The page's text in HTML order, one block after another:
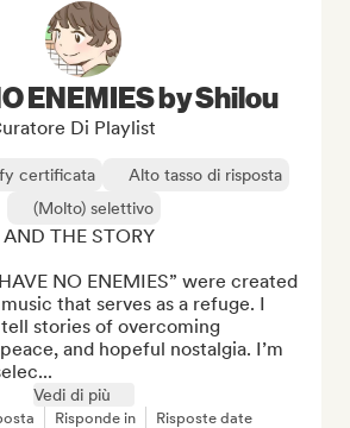
ENEMIES by Shilou
Di Playlist
certificata
Alto tasso di risposta
(Molto) selettivo
THE STORY
NO ENEMIES” were created
that serves as a refuge. I
stories of overcoming
and hopeful nostalgia. I’m
Vedi di più
Risponde in Risposte date